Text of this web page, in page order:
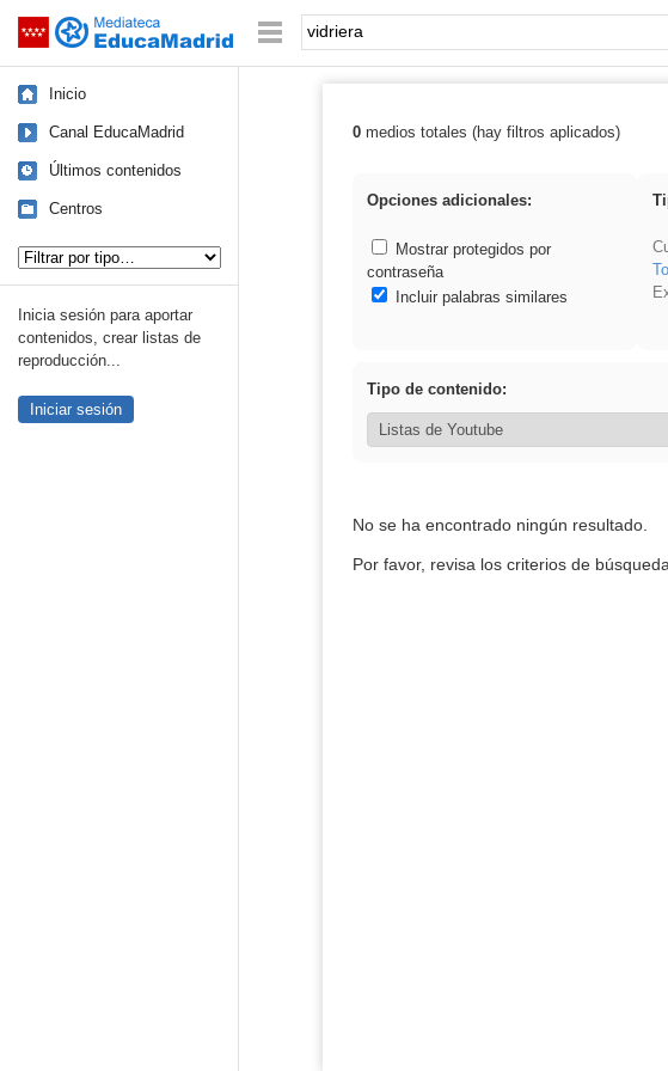
Saltar navegación Palabra o frase:
Inicio
Canal EducaMadrid
Últimos contenidos
Centros
Inicia sesión para aportar
contenidos, crear listas de
reproducción...
Iniciar sesión
Resultados de: vidriera
0medios totales (hay filtros aplicados)
Opciones adicionales:
Mostrar protegidos por
contraseña
Incluir palabras similares
Tipo de contenido:
No se ha encontrado ningún resultado.
Por favor, revisa los criterios de